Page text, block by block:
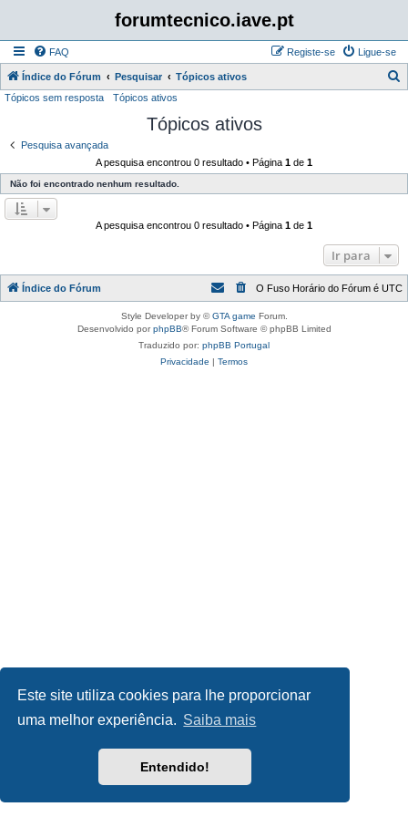
Este site utiliza cookies para lhe proporcionar
uma melhor experiência. Saiba mais
Entendido!
forumtecnico.iave.pt
FAQ Ligue-se
Registe-se
Índice do Fórum Pesquisar Tópicos ativos
Tópicos sem resposta Tópicos ativos
Tópicos ativos
Pesquisa avançada
A pesquisa encontrou 0 resultado • Página 1 de 1
Não foi encontrado nenhum resultado.
A pesquisa encontrou 0 resultado • Página 1 de 1
Ir para
Índice do Fórum O Fuso Horário do Fórum é UTC
Style Developer by ©GTA game Forum.
Desenvolvido porphpBB® Forum Software © phpBB Limited
Traduzido por: phpBB Portugal
Privacidade | Termos